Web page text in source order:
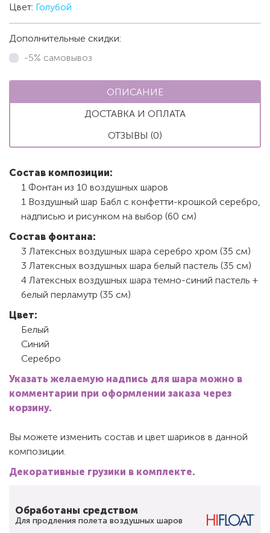
Цвет: Голубой
Дополнительные скидки:
-5% самовывоз
ОПИСАНИЕ
ДОСТАВКА И ОПЛАТА
ОТЗЫВЫ (0)
Состав композиции:
1 Фонтан из 10 воздушных шаров
1 Воздушный шар Бабл с конфетти-крошкой серебро,
надписью и рисунком на выбор (60 см)
Состав фонтана:
3 Латексных воздушных шара серебро хром (35 см)
3 Латексных воздушных шара белый пастель (35 см)
4 Латексных воздушных шара темно-синий пастель +
белый перламутр (35 см)
Цвет:
Белый
Синий
Серебро
Указать желаемую надпись для шара можно в
комментарии при оформлении заказа через
корзину.
Вы можете изменить состав и цвет шариков в данной
композиции.
Декоративные грузики в комплекте.
Обработаны средством
Для продления полета воздушных шаров